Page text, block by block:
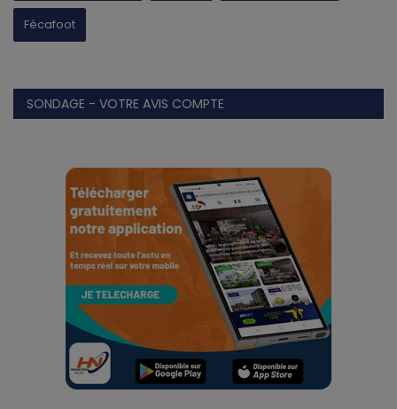
Fécafoot
SONDAGE - VOTRE AVIS COMPTE